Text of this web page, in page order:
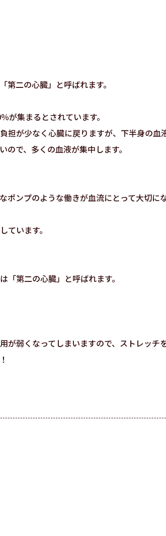
二の心臓」と呼ばれます。
が集まるとされています。
担が少なく心臓に戻りますが、下半身の血
ので、多くの血液が集中します。
ポンプのような働きが血流にとって大切にな
ています。
「第二の心臓」と呼ばれます。
が弱くなってしまいますので、ストレッチ